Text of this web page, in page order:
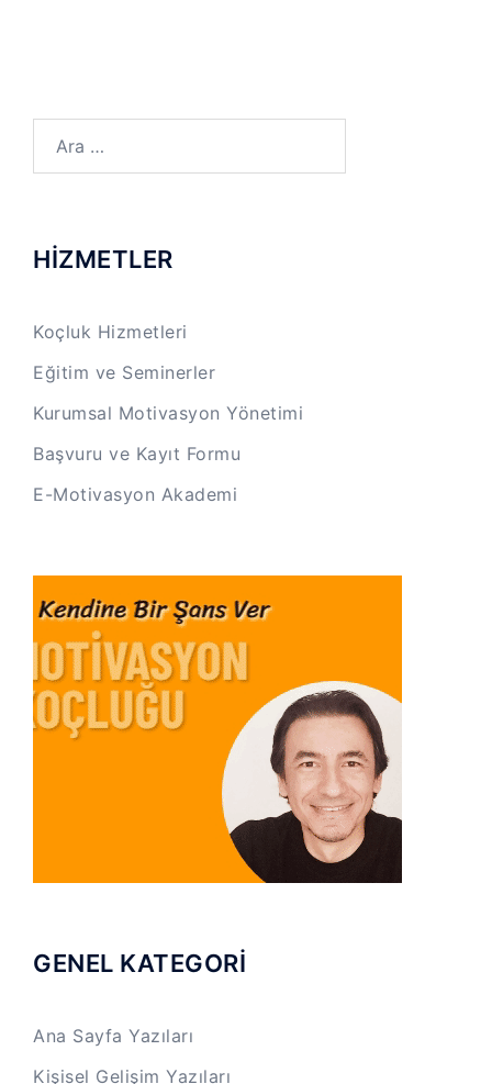
HİZMETLER
Koçluk Hizmetleri
Eğitim ve Seminerler
Kurumsal Motivasyon Yönetimi
Başvuru ve Kayıt Formu
E-Motivasyon Akademi
GENEL KATEGORİ
Ana Sayfa Yazıları
Kişisel Gelişim Yazıları